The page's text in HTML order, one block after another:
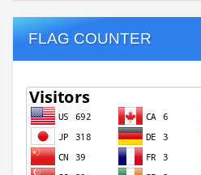
FLAG COUNTER